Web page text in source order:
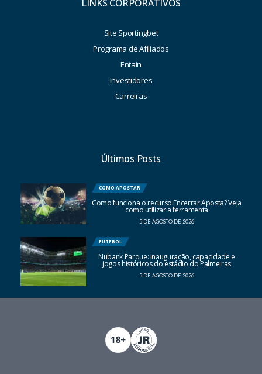
LINKS CORPORATIVOS
Site Sportingbet
Programa de Afiliados
Entain
Investidores
Carreiras
Últimos Posts
COMO APOSTAR
Como funciona o recurso Encerrar Aposta? Veja
como utilizar a ferramenta
5 DE AGOSTO DE 2026
FUTEBOL
Nubank Parque: inauguração, capacidade e
jogos históricos do estádio do Palmeiras
5 DE AGOSTO DE 2026